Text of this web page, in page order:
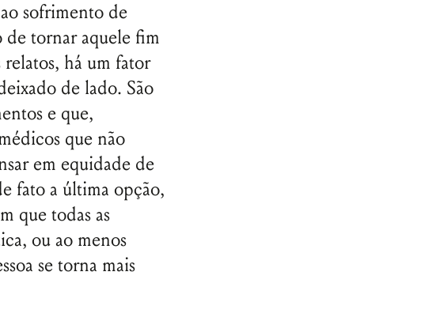
sofrimento de
de tornar aquele fim
relatos, há um fator
de lado. São
e que,
que não
em equidade de
fato a última opção,
que todas as
ou ao menos
se torna mais